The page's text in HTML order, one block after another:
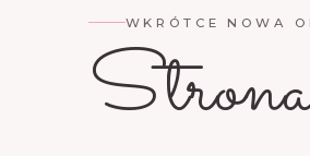
WKRÓTCE NOWA